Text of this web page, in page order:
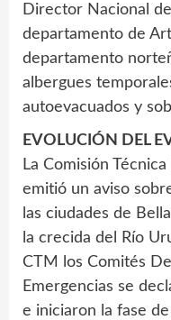
Director Nacional
departamento de
departamento
albergues
autoevacuados y
EVOLUCIÓN DEL
La Comisión
emitió un aviso
las ciudades de
la crecida del Río
CTM los Comités
Emergencias se
e iniciaron la fase